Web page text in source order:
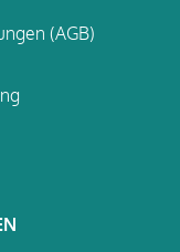
(AGB)